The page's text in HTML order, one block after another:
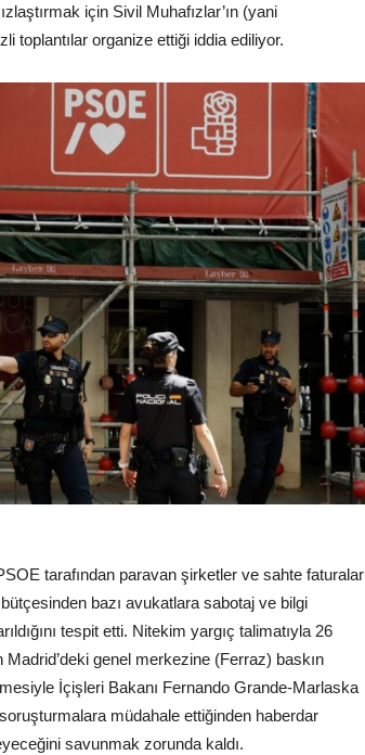
için Sivil Muhafızlar’ın (yani
toplantılar organize ettiği iddia ediliyor.
tarafından paravan şirketler ve sahte faturalar
bütçesinden bazı avukatlara sabotaj ve bilgi
tespit etti. Nitekim yargıç talimatıyla 26
Madrid’deki genel merkezine (Ferraz) baskın
İçişleri Bakanı Fernando Grande-Marlaska
müdahale ettiğinden haberdar
savunmak zorunda kaldı.